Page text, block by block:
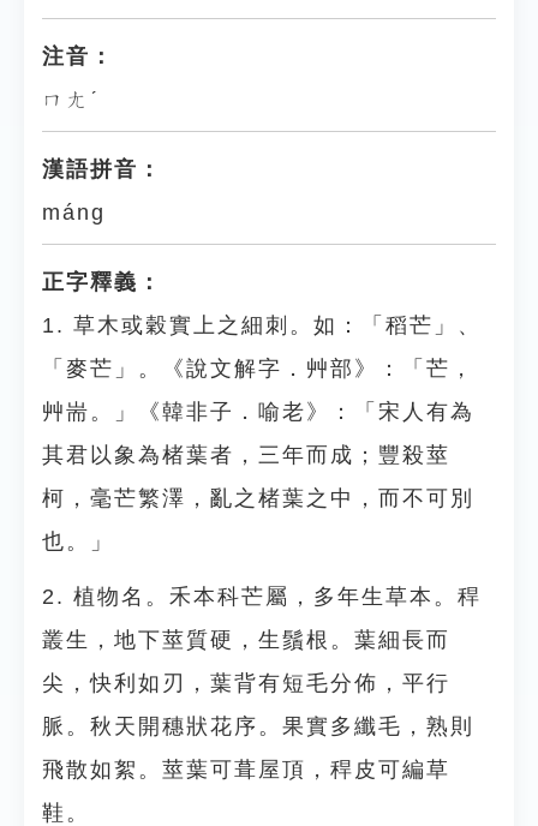
注音：
ㄇㄤˊ
漢語拼音：
máng
正字釋義：
1. 草木或穀實上之細刺。如：「稻芒」、
「麥芒」。《說文解字．艸部》：「芒，
艸耑。」《韓非子．喻老》：「宋人有為
其君以象為楮葉者，三年而成；豐殺莖
柯，毫芒繁澤，亂之楮葉之中，而不可別
也。」
2. 植物名。禾本科芒屬，多年生草本。稈
叢生，地下莖質硬，生鬚根。葉細長而
尖，快利如刃，葉背有短毛分佈，平行
脈。秋天開穗狀花序。果實多纖毛，熟則
飛散如絮。莖葉可葺屋頂，稈皮可編草
鞋。